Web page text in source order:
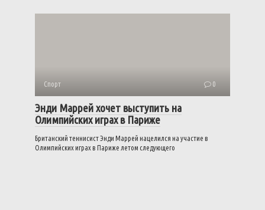
Спорт 0
Энди Маррей хочет выступить на
Олимпийских играх в Париже
Британский теннисист Энди Маррей нацелился на участие в
Олимпийских играх в Париже летом следующего